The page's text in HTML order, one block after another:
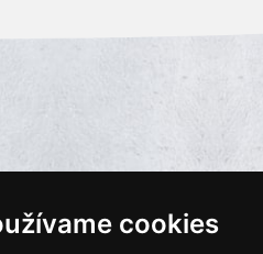
cookies
osobných údajov